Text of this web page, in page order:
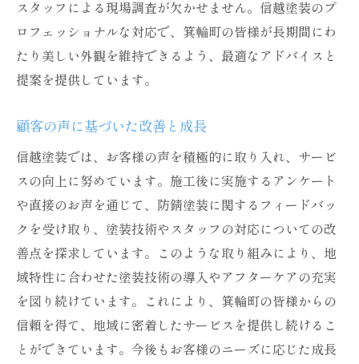
スタッフによる現場調査が欠かせません。信越塗装のプ
ロフェッショナルな対応で、箕輪町の皆様が長期間にわ
たり美しい外観を維持できるよう、最適なアドバイスと
提案を提供しています。
顧客の声に基づいた改善と成長
信越塗装では、お客様の声を積極的に取り入れ、サービ
スの向上に努めています。施工後に実施するアンケート
や直接のお声を通じて、防錆塗装に関するフィードバッ
クを受け取り、塗装技術やスタッフの対応についての改
善点を探求しています。このような取り組みにより、地
域特性に合わせた塗装技術の導入やアフターケアの充実
を図り続けています。これにより、箕輪町の皆様からの
信頼を得て、地域に密着したサービスを提供し続けるこ
とができています。今後もお客様のニーズに応じた成長